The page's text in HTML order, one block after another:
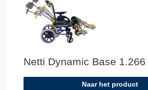
Netti Dynamic Base 1.266
Naar het product